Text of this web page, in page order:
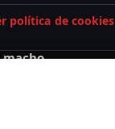
macho
política de cookies